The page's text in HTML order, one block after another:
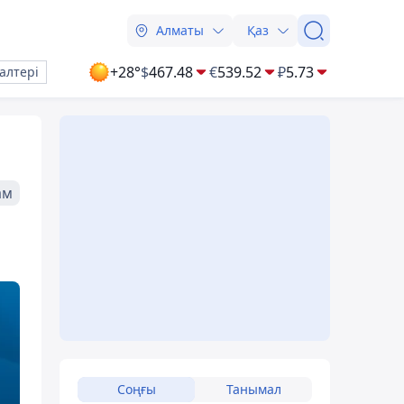
Алматы Қаз
+28°$467.48 €539.52 ₽5.73
Соңғы Танымал